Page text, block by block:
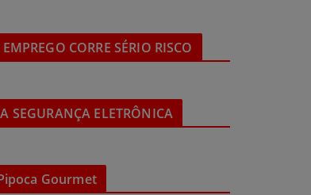
CORRE SÉRIO RISCO
SEGURANÇA ELETRÔNICA
Gourmet